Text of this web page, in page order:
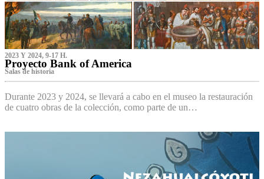
2023 Y 2024, 9-17 H.
Proyecto Bank of America
S‌alas de historia
Durante 2023 y 2024, se llevará a cabo en el museo la restauración
de cuatro obras de la colección, como parte de un…